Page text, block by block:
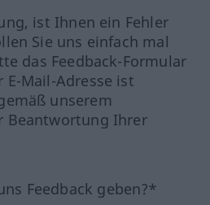
ist Ihnen ein Fehler
Sie uns einfach mal
das Feedback-Formular
E-Mail-Adresse ist
unserem
Beantwortung Ihrer
Feedback geben?*